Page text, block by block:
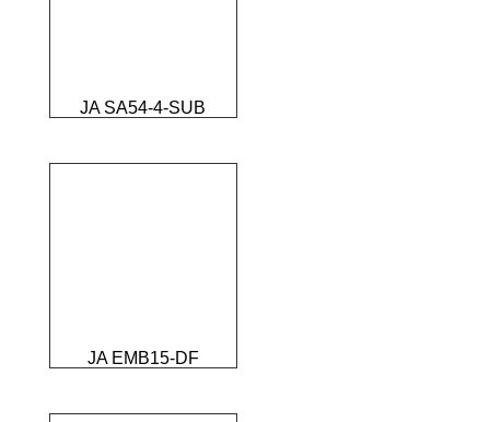
JA SA54-4-SUB
JA EMB15-DF